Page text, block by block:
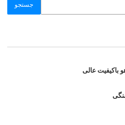
جستجو
باکیفیت عالی